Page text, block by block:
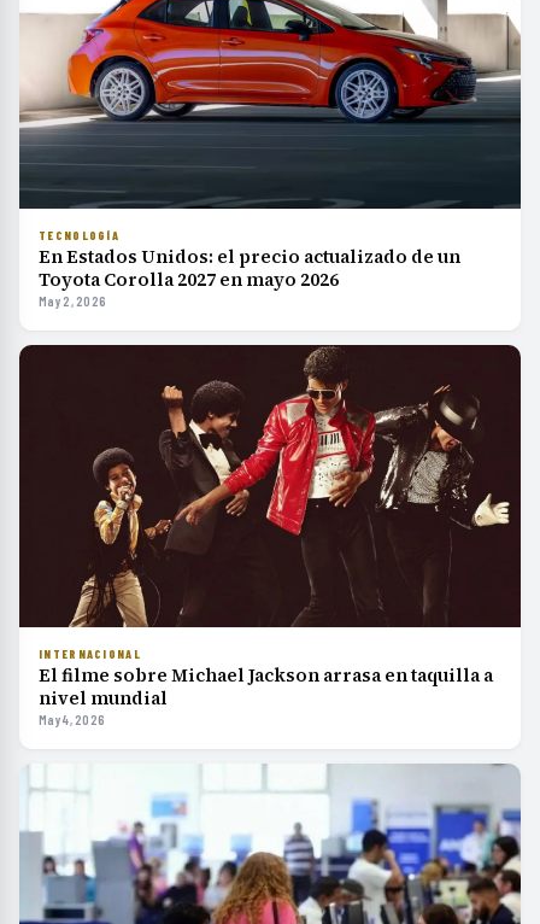
TECNOLOGÍA
En Estados Unidos: el precio actualizado de un
Toyota Corolla 2027 en mayo 2026
May 2, 2026
INTERNACIONAL
El filme sobre Michael Jackson arrasa en taquilla a
nivel mundial
May 4, 2026